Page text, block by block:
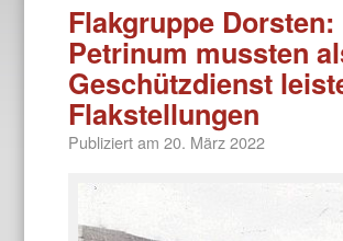
Flakgruppe
Petrinum mussten
Geschützdienst
Flakstellungen
Publiziert am 20. März 2022